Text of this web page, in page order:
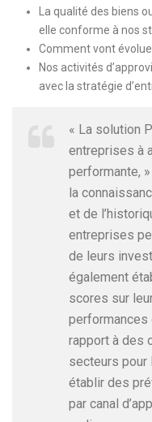
La qualité des biens
elle conforme à nos
Comment vont
Nos activités
avec la stratégie
« La solution
entreprises à
performante,
la
et de
entreprises
de leurs
également
scores sur
performances
rapport à des
secteurs
établir des
par canal